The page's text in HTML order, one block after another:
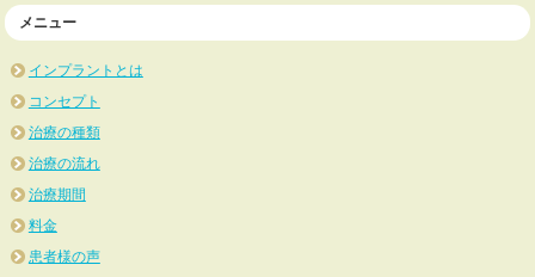
メニュー
インプラントとは
コンセプト
治療の種類
治療の流れ
治療期間
料金
患者様の声